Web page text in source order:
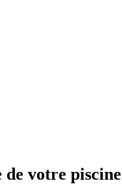
votre